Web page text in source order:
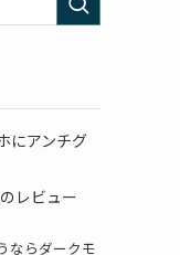
にアンチグ
レビュー
ならダークモ